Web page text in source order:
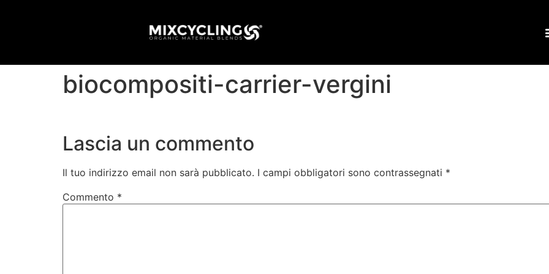
biocompositi-carrier-vergini
Lascia un commento
Il tuo indirizzo email non sarà pubblicato. I campi obbligatori sono contrassegnati *
Commento *